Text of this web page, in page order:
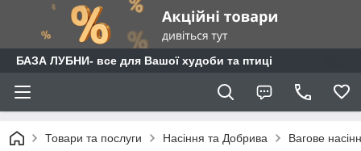
БАЗА ЛУБНИ- все для Вашої худоби та птиці
Товари та послуги Насіння та Добрива Вагове